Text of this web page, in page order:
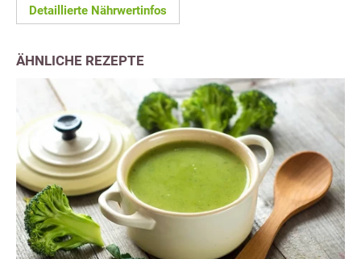
Detaillierte Nährwertinfos
ÄHNLICHE REZEPTE